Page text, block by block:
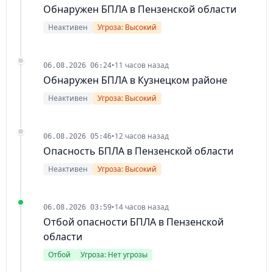
Обнаружен БПЛА в Пензенской области
Неактивен Угроза: Высокий
06.08.2026 06:24•11 часов назад
Обнаружен БПЛА в Кузнецком районе
Неактивен Угроза: Высокий
06.08.2026 05:46•12 часов назад
Опасность БПЛА в Пензенской области
Неактивен Угроза: Высокий
06.08.2026 03:59•14 часов назад
Отбой опасности БПЛА в Пензенской
области
Отбой Угроза: Нет угрозы